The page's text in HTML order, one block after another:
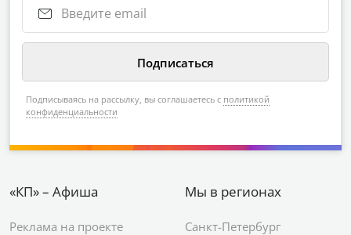
Подписываясь на рассылку, вы соглашаетесь с политикой
конфиденциальности
«КП» – Афиша
Реклама на проекте
Мы в регионах
Санкт-Петербург